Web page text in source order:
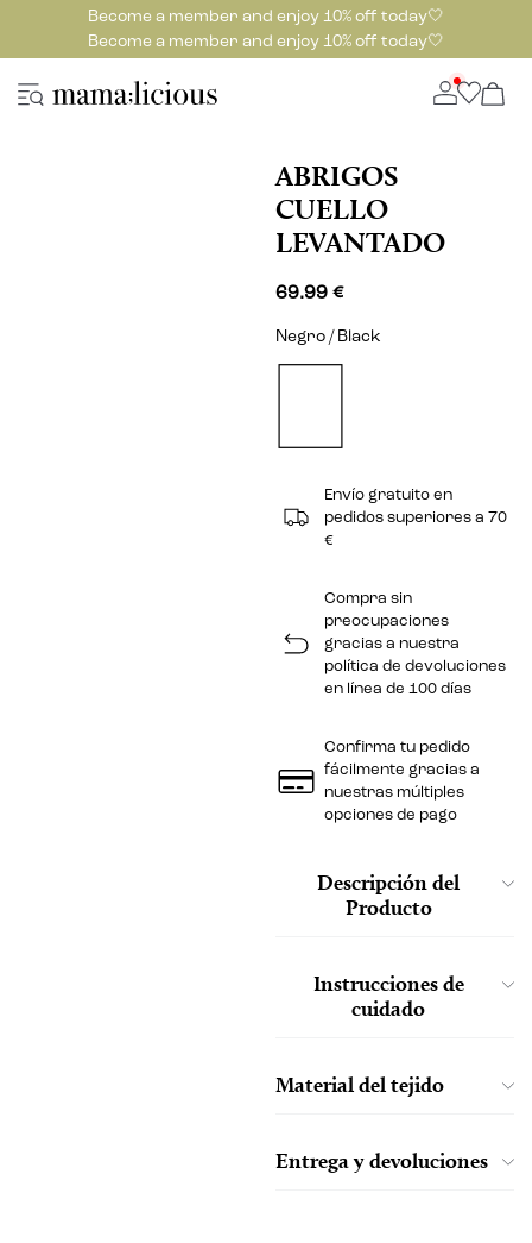
Become a member and enjoy 10% off today🤍
Become a member and enjoy 10% off today🤍
ABRIGOS
CUELLO
LEVANTADO
69.99 €
Negro / Black
Envío gratuito en
pedidos superiores a 70
€
Compra sin
preocupaciones
gracias a nuestra
política de devoluciones
en línea de 100 días
Confirma tu pedido
fácilmente gracias a
nuestras múltiples
opciones de pago
Descripción del
Producto
Instrucciones de
cuidado
Material del tejido
Entrega y devoluciones